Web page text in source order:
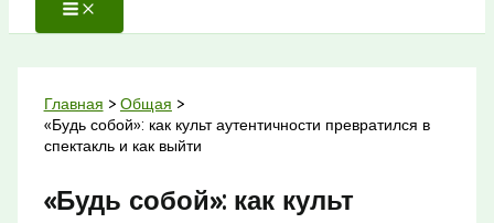
Главная
Общая
«Будь собой»: как культ аутентичности превратился в
спектакль и как выйти
«Будь собой»: как культ